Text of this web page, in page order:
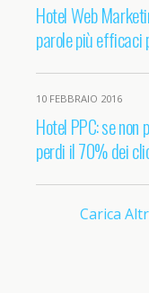
Hotel Web
parole più efficaci
10 FEBBRAIO 2016
Hotel PPC: se
perdi il 70% dei
Carica